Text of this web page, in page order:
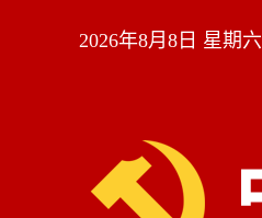
2026年8月8日 星期六